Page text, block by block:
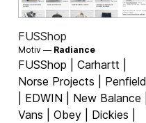
FUSShop
Motiv — Radiance
FUSShop | Carhartt |
Norse Projects | Penfield
| EDWIN | New Balance |
Vans | Obey | Dickies |